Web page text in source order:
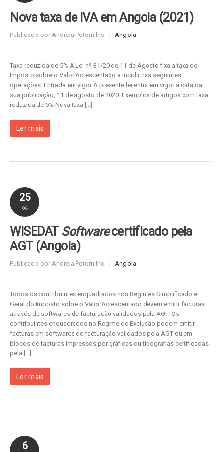
Nova taxa de IVA em Angola (2021)
Publicado por Andreia Petornilho / Angola
Taxa reduzida de 5% A Lei nº 31/20 de 11 de Agosto fixa a taxa de
Imposto sobre o Valor Acrescentado a incidir nas seguintes
operações: Entrada em vigor A presente lei entra em vigor à data da
sua publicação, 11 de agosto de 2020. Exemplos de artigos com taxa
reduzida de 5% Nova taxa […]
Ler mais
25
06
WISEDAT Softwarecertificado pela
AGT (Angola)
Publicado por Andreia Petornilho / Angola
Todos os contribuintes enquadrados nos Regimes Simplificado e
Geral do Imposto sobre o Valor Acrescentado devem emitir facturas
através de softwares de facturação validados pela AGT. Os
contribuintes enquadrados no Regime de Exclusão podem emitir
facturas em softwares de facturação validados pela AGT ou em
blocos de facturas impressos por gráficas ou tipografias certificadas
pela […]
Ler mais
6